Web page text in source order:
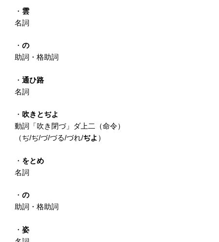
・ 雲
名詞
・ の
助詞・格助詞
・ 通ひ路
名詞
・ 吹きとぢよ
動詞「吹き閉づ」ダ上二（命令）
（ぢ/ぢ/づ/づる/づれ/ぢよ ）
・ をとめ
名詞
・ の
助詞・格助詞
・ 姿